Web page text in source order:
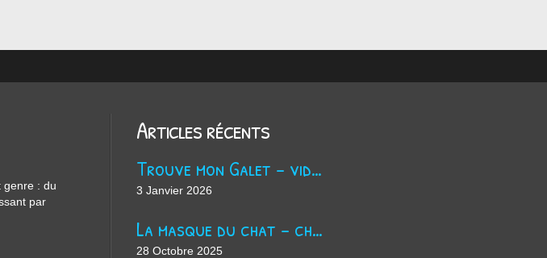
genre : du
par
Articles récents
Trouve mon Galet - vidéo Youtube
3 Janvier 2026
La masque du chat - chanson d'Halloween
28 Octobre 2025